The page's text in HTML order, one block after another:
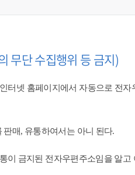
무단 수집행위 등 금지)
터넷 홈페이지에서 자동으로 전
매, 유통하여서는 아니 된다.​
이 금지된 전자우편주소임을 알